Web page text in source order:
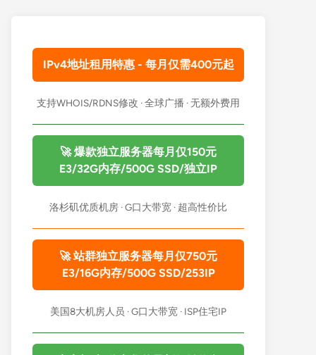
IPv4地址租用特惠 - 每月仅需400元起
支持WHOIS/RDNS修改 · 全球广播 · 无额外费用
🚀 爆款独立服务器每月仅150元
E3/32G内存/500G SSD/独立IP
洛杉矶优质机房 · G口大带宽 · 超高性价比
🚀 站群独立服务器每月仅750元
E3/16G内存/500G SSD/253IP
美国8大机房人员 · G口大带宽 · ISP住宅IP